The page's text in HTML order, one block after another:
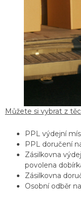
Můžete si vybrat z
PPL výdejní
PPL doručení
Zásilkovna
povolena
Zásilkovna
Osobní odběr